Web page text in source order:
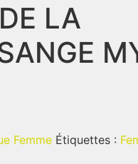
LA
Femme Étiquettes :